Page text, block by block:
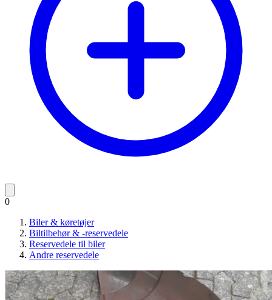
0
Biler & køretøjer
Biltilbehør & -reservedele
Reservedele til biler
Andre reservedele